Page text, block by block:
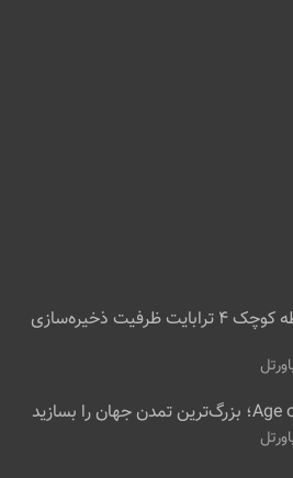
این کارت حافظه کوچک ۴ ترابایت ظرفیت ذخیره‌سازی